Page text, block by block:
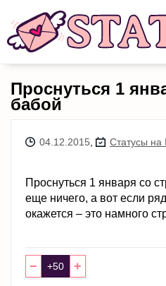
Проснуться 1
бабой
04.12.2015 Статусы на
Проснуться 1 января со
еще ничего, а вот если
окажется – это намного
− +